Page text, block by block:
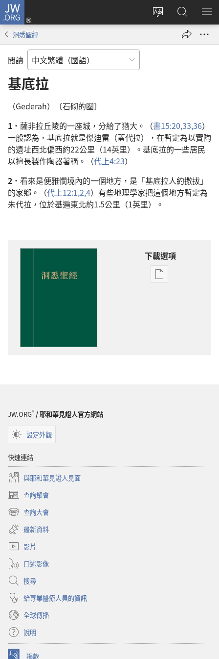
JW.ORG
更
登
入
（開
搜
尋
JW.ORG
顯
洞悉聖經
閲讀
基底拉
（Gederah）〔石砌的圈〕
1． 薩非拉丘陵的一座城，分給了猶大。（書15:20,33,36）
一般認為，基底拉就是傑迪雷（蓋代拉），在暫定為以實陶
的遺址西北偏西約22公里（14英里）。基底拉的一些居民
以擅長製作陶器著稱。（代上4:23）
2． 看來是便雅憫境內的一個地方，是「基底拉人約撒拔」
的家鄉。（代上12:1,2,4）有些地理學家把這個地方暫定為
朱代拉，位於基遍東北約1.5公里（1英里）。
下載選項
出
JW.ORG®/ 耶和華見證人官方網站
設定外觀
快速連結
與耶和華見證人見面
查詢聚會
（開
啟
新
視
窗）
查詢大會
（開
啟
新
視
最新資料
影片
口述影像
搜尋
給專業醫療人員的資訊
全球傳播
說明
捐款